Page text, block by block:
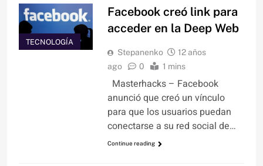
TECNOLOGÍA
Facebook creó link para
acceder en la Deep Web
Stepanenko
12 años
ago
0 1 mins
Masterhacks – Facebook
anunció que creó un vínculo
para que los usuarios puedan
conectarse a su red social de…
Continue reading